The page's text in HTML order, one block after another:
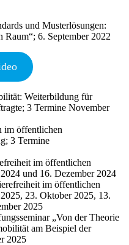
und Musterlösungen:
6. September 2022
Weiterbildung für
3 Termine November
im öffentlichen
3 Termine
im öffentlichen
und 16. Dezember 2024
im öffentlichen
23. Oktober 2025, 13.
2025
„Von der Theorie
am Beispiel der
2025